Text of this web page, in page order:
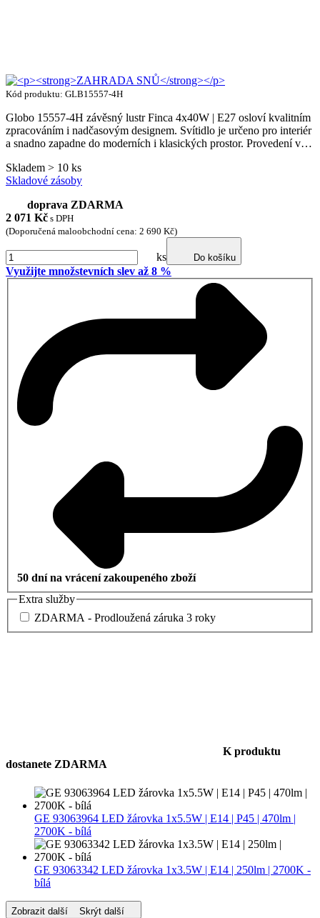
Kód produktu: GLB15557-4H
Globo 15557-4H závěsný lustr Finca 4x40W | E27 osloví kvalitním
zpracováním i nadčasovým designem. Svítidlo je určeno pro interiér
a snadno zapadne do moderních i klasických prostor. Provedení v…
Skladem > 10 ks
Skladové zásoby
doprava ZDARMA
2 071 Kč s DPH
(Doporučená maloobchodní cena: 2 690 Kč)
ks Do košíku
Využijte množstevních slev až 8 %
50 dní na vrácení zakoupeného zboží
Extra služby
ZDARMA - Prodloužená záruka 3 roky
K produktu
dostanete ZDARMA
GE 93063964 LED žárovka 1x5.5W | E14 | P45 | 470lm |
2700K - bílá
GE 93063342 LED žárovka 1x3.5W | E14 | 250lm | 2700K -
bílá
Zobrazit další Skrýt další